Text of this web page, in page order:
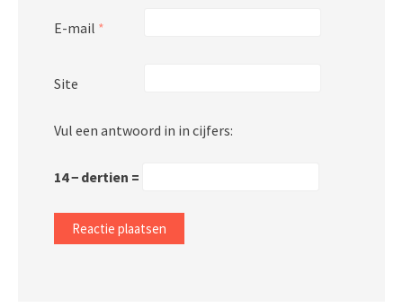
E-mail *
Site
Vul een antwoord in in cijfers:
14 − dertien =